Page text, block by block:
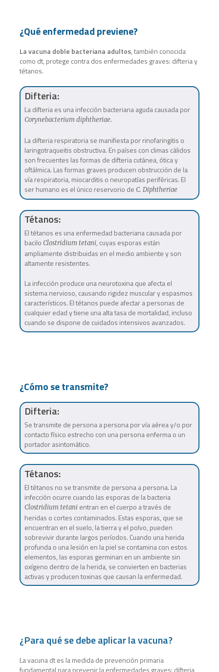
¿Qué enfermedad previene?
La vacuna doble bacteriana adultos, también conocida
como dt, protege contra dos enfermedades graves: difteria y
tétanos.
Difteria:
La difteria es una infección bacteriana aguda causada por
Corynebacterium diphtheriae.
La difteria respiratoria se manifiesta por rinofaringitis o
laringotraqueitis obstructiva. En países con climas cálidos
son frecuentes las formas de difteria cutánea, ótica y
oftálmica. Las formas graves producen obstrucción de la
vía respiratoria, miocarditis o neuropatías periféricas. El
ser humano es el único reservorio de C. Diphtheriae
Tétanos:
El tétanos es una enfermedad bacteriana causada por
bacilo Clostridium tetani, cuyas esporas están
ampliamente distribuidas en el medio ambiente y son
altamente resistentes.
La infección produce una neurotoxina que afecta el
sistema nervioso, causando rigidez muscular y espasmos
característicos. El tétanos puede afectar a personas de
cualquier edad y tiene una alta tasa de mortalidad, incluso
cuando se dispone de cuidados intensivos avanzados.
¿Cómo se transmite?
Difteria:
Se transmite de persona a persona por vía aérea y/o por
contacto físico estrecho con una persona enferma o un
portador asintomático.
Tétanos:
El tétanos no se transmite de persona a persona. La
infección ocurre cuando las esporas de la bacteria
Clostridium tetanientran en el cuerpo a través de
heridas o cortes contaminados. Estas esporas, que se
encuentran en el suelo, la tierra y el polvo, pueden
sobrevivir durante largos períodos. Cuando una herida
profunda o una lesión en la piel se contamina con estos
elementos, las esporas germinan en un ambiente sin
oxígeno dentro de la herida, se convierten en bacterias
activas y producen toxinas que causan la enfermedad.
¿Para qué se debe aplicar la vacuna?
La vacuna dt es la medida de prevención primaria
fundamental para prevenir la enfermedades graves: difteria